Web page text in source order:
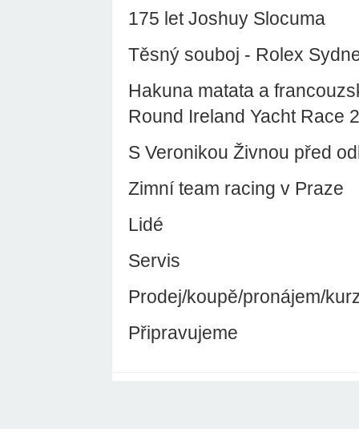
175 let Joshuy Slocuma
Těsný souboj - Rolex
Hakuna matata a
Round Ireland Yacht Race
S Veronikou Živnou před
Zimní team racing v Praze
Lidé
Servis
Prodej/koupě/pronájem/
Připravujeme